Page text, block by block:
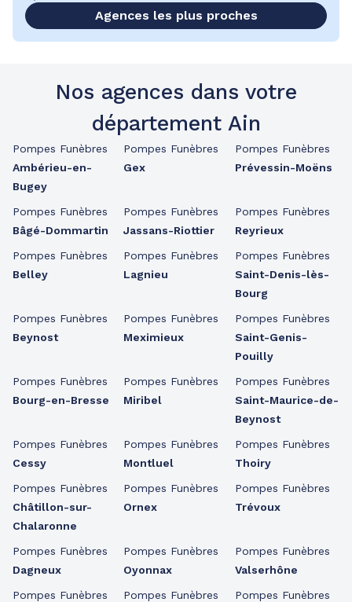
Agences les plus proches
Nos agences dans votre
département Ain
Pompes Funèbres
Ambérieu-en-
Bugey
Pompes Funèbres
Bâgé-Dommartin
Pompes Funèbres
Belley
Pompes Funèbres
Beynost
Pompes Funèbres
Bourg-en-Bresse
Pompes Funèbres
Cessy
Pompes Funèbres
Châtillon-sur-
Chalaronne
Pompes Funèbres
Dagneux
Pompes Funèbres
Pompes Funèbres
Gex
Pompes Funèbres
Jassans-Riottier
Pompes Funèbres
Lagnieu
Pompes Funèbres
Meximieux
Pompes Funèbres
Miribel
Pompes Funèbres
Montluel
Pompes Funèbres
Ornex
Pompes Funèbres
Oyonnax
Pompes Funèbres
Pompes Funèbres
Prévessin-Moëns
Pompes Funèbres
Reyrieux
Pompes Funèbres
Saint-Denis-lès-
Bourg
Pompes Funèbres
Saint-Genis-
Pouilly
Pompes Funèbres
Saint-Maurice-de-
Beynost
Pompes Funèbres
Thoiry
Pompes Funèbres
Trévoux
Pompes Funèbres
Valserhône
Pompes Funèbres